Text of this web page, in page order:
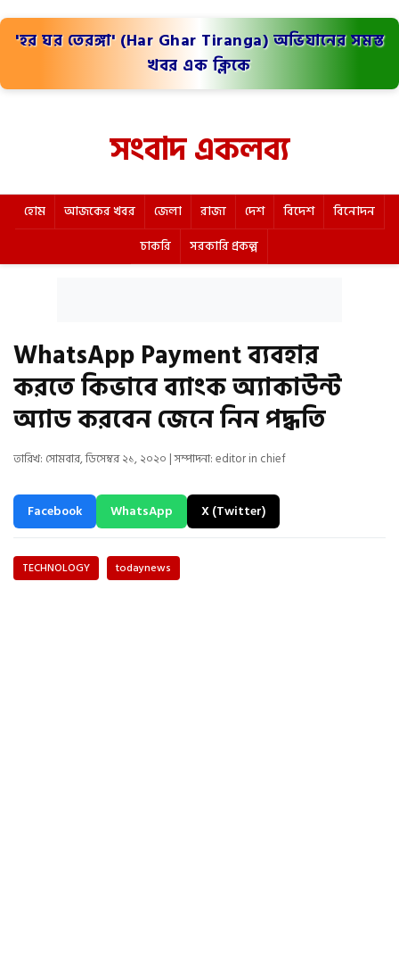
'হর ঘর তেরঙ্গা' (Har Ghar Tiranga) অভিযানের সমস্ত
খবর এক ক্লিকে
সংবাদ একলব্য
হোম আজকের খবর জেলা রাজ্য দেশ বিদেশ
বিনোদন
চাকরি
সরকারি প্রকল্প
WhatsApp Payment ব্যবহার
করতে কিভাবে ব্যাংক অ্যাকাউন্ট
অ্যাড করবেন জেনে নিন পদ্ধতি
তারিখ: সোমবার, ডিসেম্বর ২১, ২০২০ | সম্পাদনা: editor in chief
Facebook WhatsApp X (Twitter)
TECHNOLOGY todaynews